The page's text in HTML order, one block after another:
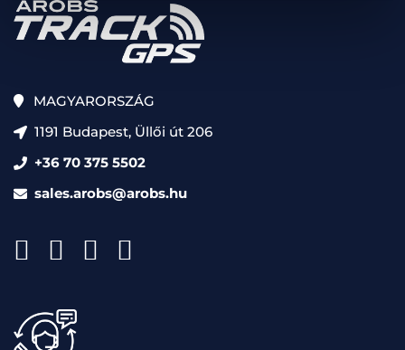
MAGYARORSZÁG
1191 Budapest, Üllői út 206
+36 70 375 5502
sales.arobs@arobs.hu